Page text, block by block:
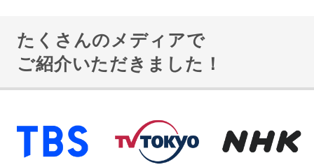
たくさんのメディアで
ご紹介いただきました！